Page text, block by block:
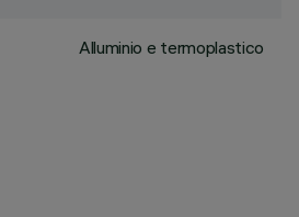
Alluminio e termoplastico